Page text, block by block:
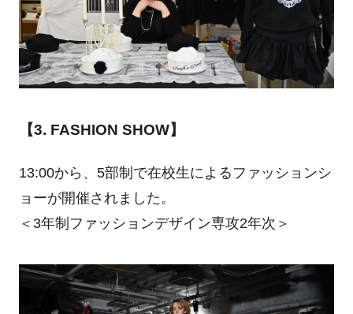
【3. FASHION SHOW】
13:00から、5部制で在校生によるファッションシ
ョーが開催されました。
＜3年制ファッションデザイン専攻2年次＞